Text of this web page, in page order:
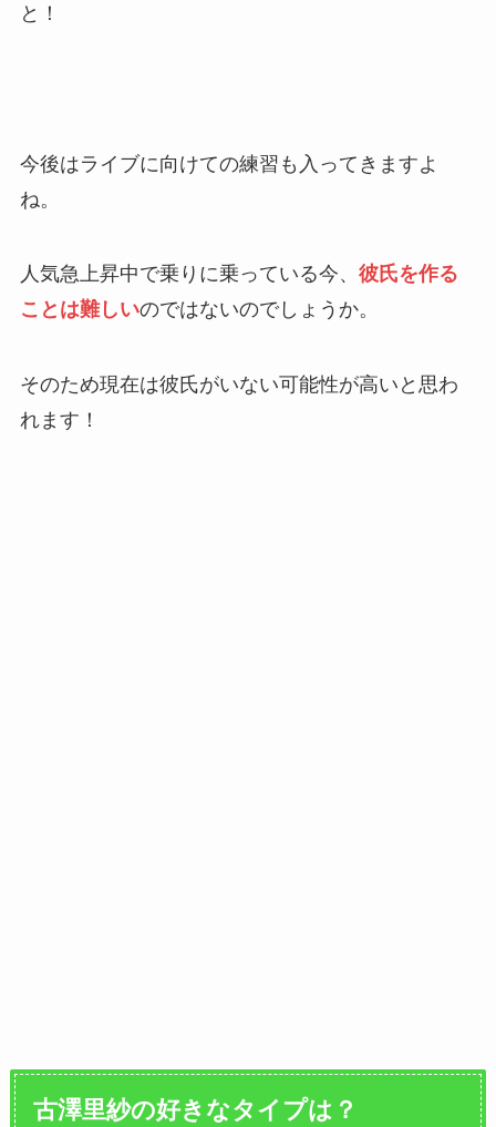
と！
今後はライブに向けての練習も入ってきますよ
ね。
人気急上昇中で乗りに乗っている今、 彼氏を作る
ことは難しいのではないのでしょうか。
そのため現在は彼氏がいない可能性が高いと思わ
れます！
古澤里紗の好きなタイプは？